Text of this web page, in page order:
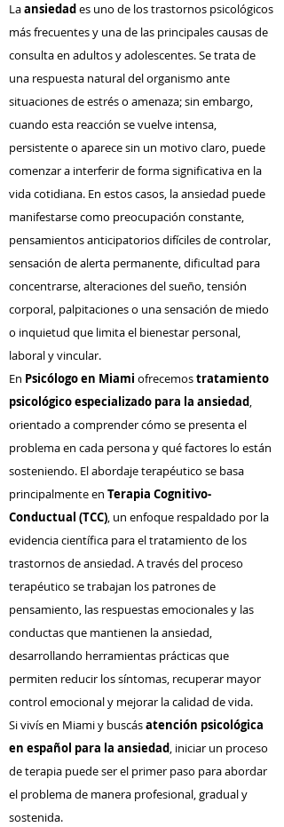
​Laansiedades uno de los trastornos psicológicos
más frecuentes y una de las principales causas de
consulta en adultos y adolescentes. Se trata de
una respuesta natural del organismo ante
situaciones de estrés o amenaza; sin embargo,
cuando esta reacción se vuelve intensa,
persistente o aparece sin un motivo claro, puede
comenzar a interferir de forma significativa en la
vida cotidiana. En estos casos, la ansiedad puede
manifestarse como preocupación constante,
pensamientos anticipatorios difíciles de controlar,
sensación de alerta permanente, dificultad para
concentrarse, alteraciones del sueño, tensión
corporal, palpitaciones o una sensación de miedo
o inquietud que limita el bienestar personal,
laboral y vincular.
En Psicólogo en Miami ofrecemostratamiento
psicológico especializado para la ansiedad,
orientado a comprender cómo se presenta el
problema en cada persona y qué factores lo están
sosteniendo. El abordaje terapéutico se basa
principalmente en Terapia Cognitivo-
Conductual (TCC), un enfoque respaldado por la
evidencia científica para el tratamiento de los
trastornos de ansiedad. A través del proceso
terapéutico se trabajan los patrones de
pensamiento, las respuestas emocionales y las
conductas que mantienen la ansiedad,
desarrollando herramientas prácticas que
permiten reducir los síntomas, recuperar mayor
control emocional y mejorar la calidad de vida.
Si vivís en Miami y buscásatención psicológica
en español para la ansiedad, iniciar un proceso
de terapia puede ser el primer paso para abordar
el problema de manera profesional, gradual y
sostenida.